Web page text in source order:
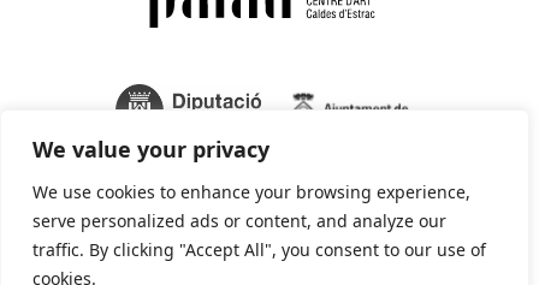
We value your privacy
We use cookies to enhance your browsing experience,
serve personalized ads or content, and analyze our
traffic. By clicking "Accept All", you consent to our use of
cookies.